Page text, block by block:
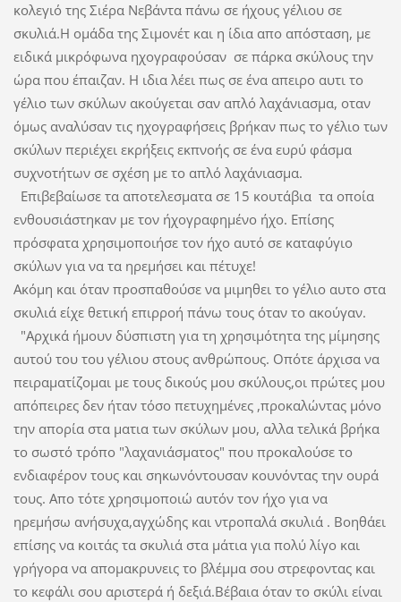
κολεγιό της Σιέρα Νεβάντα πάνω σε ήχους γέλιου σε
σκυλιά.Η ομάδα της Σιμονέτ και η ίδια απο απόσταση, με
ειδικά μικρόφωνα ηχογραφούσαν σε πάρκα σκύλους την
ώρα που έπαιζαν. Η ιδια λέει πως σε ένα απειρο αυτι το
γέλιο των σκύλων ακούγεται σαν απλό λαχάνιασμα, οταν
όμως αναλύσαν τις ηχογραφήσεις βρήκαν πως το γέλιο των
σκύλων περιέχει εκρήξεις εκπνοής σε ένα ευρύ φάσμα
συχνοτήτων σε σχέση με το απλό λαχάνιασμα.
Επιβεβαίωσε τα αποτελεσματα σε 15 κουτάβια τα οποία
ενθουσιάστηκαν με τον ήχογραφημένο ήχο. Επίσης
πρόσφατα χρησιμοποιήσε τον ήχο αυτό σε καταφύγιο
σκύλων για να τα ηρεμήσει και πέτυχε!
Ακόμη και όταν προσπαθούσε να μιμηθει το γέλιο αυτο στα
σκυλιά είχε θετική επιρροή πάνω τους όταν το ακούγαν.
"Αρχικά ήμουν δύσπιστη για τη χρησιμότητα της μίμησης
αυτού του του γέλιου στους ανθρώπους. Οπότε άρχισα να
πειραματίζομαι με τους δικούς μου σκύλους,οι πρώτες μου
απόπειρες δεν ήταν τόσο πετυχημένες ,προκαλώντας μόνο
την απορία στα ματια των σκύλων μου, αλλα τελικά βρήκα
το σωστό τρόπο "λαχανιάσματος" που προκαλούσε το
ενδιαφέρον τους και σηκωνόντουσαν κουνόντας την ουρά
τους. Απο τότε χρησιμοποιώ αυτόν τον ήχο για να
ηρεμήσω ανήσυχα,αγχώδης και ντροπαλά σκυλιά . Βοηθάει
επίσης να κοιτάς τα σκυλιά στα μάτια για πολύ λίγο και
γρήγορα να απομακρυνεις το βλέμμα σου στρεφοντας και
το κεφάλι σου αριστερά ή δεξιά.Βέβαια όταν το σκύλι είναι